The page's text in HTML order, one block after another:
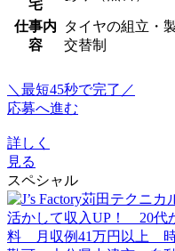
宅
仕事内
容
タイヤの組立・
交替制
＼最短45秒で完了／
応募へ進む
詳しく
見る
スペシャル